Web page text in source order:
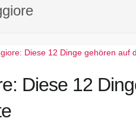
Diese 12